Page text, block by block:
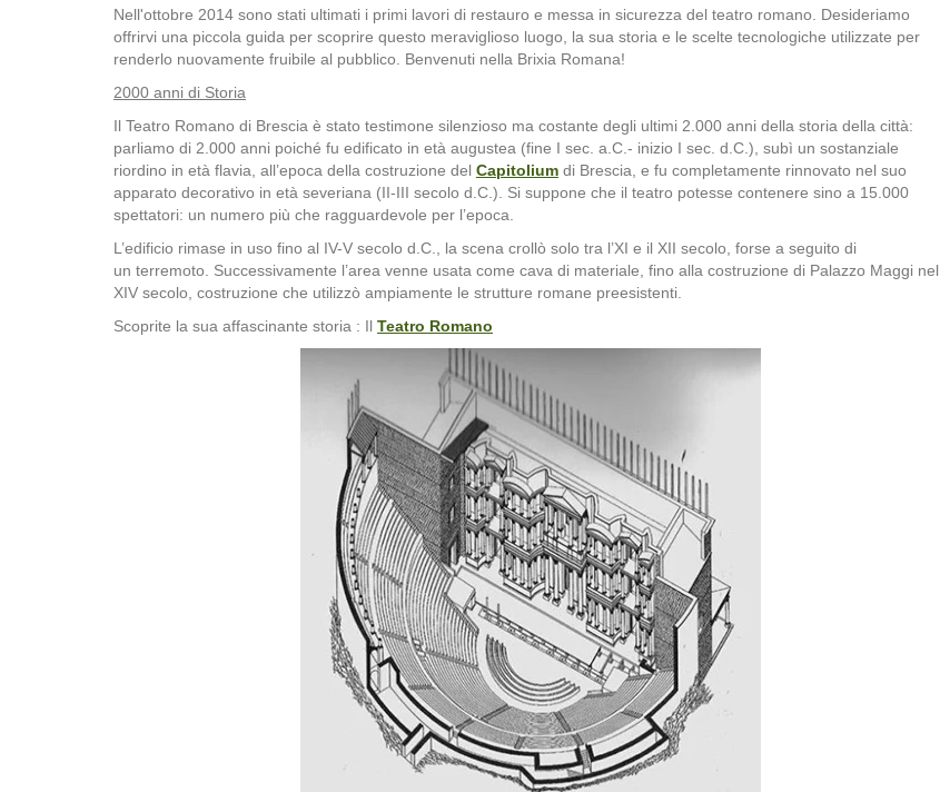
Nell'ottobre 2014 sono stati ultimati i primi lavori di restauro e messa in sicurezza del teatro romano. Desideriamo
offrirvi una piccola guida per scoprire questo meraviglioso luogo, la sua storia e le scelte tecnologiche utilizzate per
renderlo nuovamente fruibile al pubblico. Benvenuti nella Brixia Romana!
2000 anni di Storia
Il Teatro Romano di Brescia è stato testimone silenzioso ma costante degli ultimi 2.000 anni della storia della città:
parliamo di 2.000 anni poiché fu edificato in età augustea (fine I sec. a.C.- inizio I sec. d.C.), subì un sostanziale
riordino in età flavia, all’epoca della costruzione del Capitolium di Brescia, e fu completamente rinnovato nel suo
apparato decorativo in età severiana (II-III secolo d.C.). Si suppone che il teatro potesse contenere sino a 15.000
spettatori: un numero più che ragguardevole per l’epoca.
L’edificio rimase in uso fino al IV-V secolo d.C., la scena crollò solo tra l’XI e il XII secolo, forse a seguito di
un terremoto. Successivamente l’area venne usata come cava di materiale, fino alla costruzione di Palazzo Maggi nel
XIV secolo, costruzione che utilizzò ampiamente le strutture romane preesistenti.
Scoprite la sua affascinante storia : Il Teatro Romano